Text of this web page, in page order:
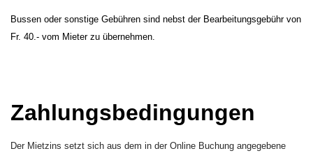
Bussen oder sonstige Gebühren sind nebst der Bearbeitungsgebühr von
Fr. 40.- vom Mieter zu übernehmen.
Zahlungsbedingungen
Der Mietzins setzt sich aus dem in der Online Buchung angegebene